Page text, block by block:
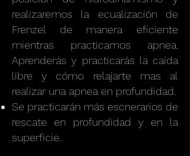
realizaremos la ecualización de
Frenzel de manera eficiente
mientras practicamos apnea.
Aprenderás y practicarás la caída
libre y cómo relajarte mas al
realizar una apnea en profundidad.
Se practicarán más escnerarios de
rescate en profundidad y en la
superficie.